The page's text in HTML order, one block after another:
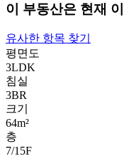
이 부동산은 현재
유사한 항목 찾기
평면도
3LDK
침실
3BR
크기
64m²
층
7/15F